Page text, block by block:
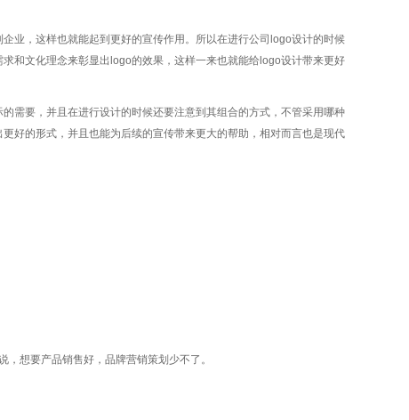
，这样也就能起到更好的宣传作用。所以在进行公司logo设计的时候
和文化理念来彰显出logo的效果，这样一来也就能给logo设计带来更好
要，并且在进行设计的时候还要注意到其组合的方式，不管采用哪种
好的形式，并且也能为后续的宣传带来更大的帮助，相对而言也是现代
想要产品销售好，品牌营销策划少不了。